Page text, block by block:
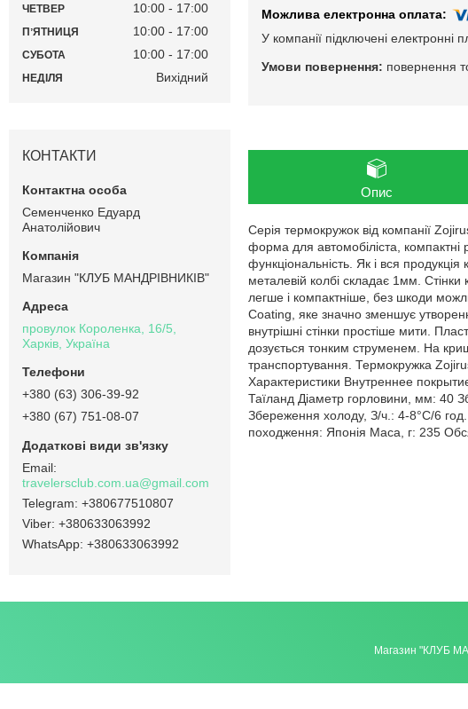
У компанії підключені
повернення
Опис
Серія термокружок від компанії
форма для автомобіліста, компактні
функціональність. Як і вся
металевій колбі складає 1мм.
легше і компактніше, без шкоди
Coating, яке значно зменшує
внутрішні стінки простіше мити.
дозується тонким струменем. На
транспортування. Термокружка
Характеристики Внутреннее
Таїланд Діаметр горловини, мм: 40
Збереження холоду, З/ч.: 4-8°С/6
походження: Японія Маса, г: 235
ЧЕТВЕР 10:00 17:00
ПʼЯТНИЦЯ 10:00 17:00
СУБОТА 10:00 17:00
НЕДІЛЯ Вихідний
КОНТАКТИ
Семенченко Едуард
Анатолійович
Магазин "КЛУБ МАНДРІВНИКІВ"
провулок Короленка, 16/5,
Харків, Україна
+380 (63) 306-39-92
+380 (67) 751-08-07
travelersclub.com.ua@gmail.com
+380677510807
+380633063992
+380633063992